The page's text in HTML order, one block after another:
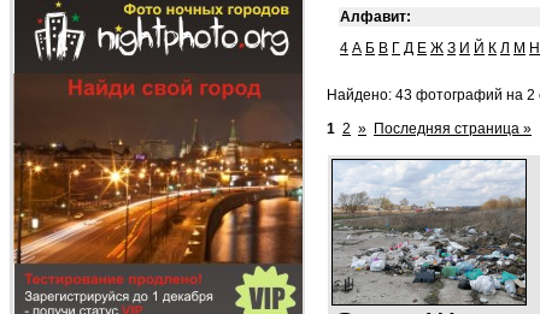
Алфавит:
4 А Б В Г Д Е Ж З И Й К Л М Н
Найдено: 43 фотографий на 2
1 2 » Последняя страница »